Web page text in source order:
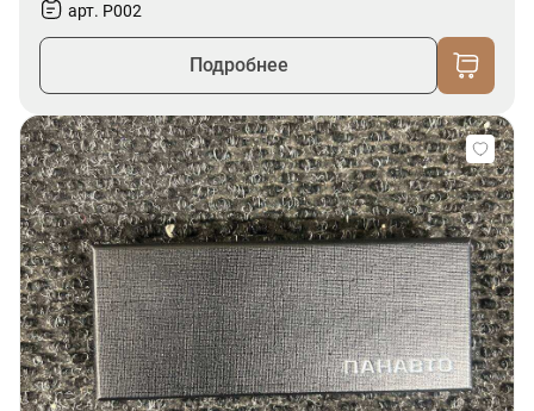
арт. P002
Подробнее